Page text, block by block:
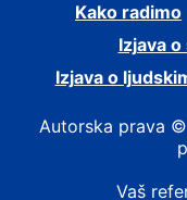
Kako radimo
Izjava
Izjava o
Autorska prava
Vaš